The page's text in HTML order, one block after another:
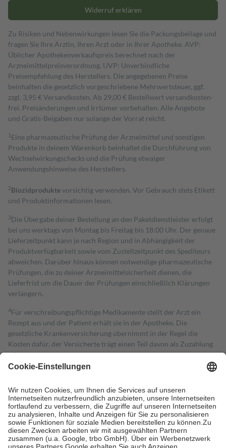
Widerruf erklären
Zu Risiken und Nebenwirkungen lesen Sie die Packungsbeilage und
fragen Sie Ihre Ärztin, Ihren Arzt oder in Ihrer Apotheke. AVP:
Üblicher Apothekenverkaufspreis berechnet nach der
Arzneimittelpreisverordnung. UVP: Unverbindliche
Preisempfehlung des Herstellers. Die angegebenen Preise
beinhalten die gesetzlich vorgeschriebene Mehrwertsteuer, ggf.
zzgl. 3,95 € Versandkosten. Ab 29,00 € Bestell­wert versand­kosten­
frei. Preisänderungen und Irrtümer vorbehalten. Alle Angebote
und Gratis-Beigaben nur solange der Vorrat reicht.
1 Eine pharmazeutische Prüfung der Arzneimittel und sonstigen
Produkte in deinem Warenkorb beinhaltet die Durchführung von
Wechselwirkungschecks und die Prüfung etwaiger
Anwendungshinweise des Herstellers.
2Biozidproduktevorsichtig verwenden. Vor Gebrauch stets Etikett
und Produktinformationen lesen.
3Die Übergabe deiner Bestellung an den Paketdienstleister erfolgt
bei uns werktags von Montag bis Freitag bis 18:00 Uhr. Der genaue
Lieferzeitpunkt kann je nach Region und in Abhängigkeit der
Produktverfügbarkeit sowie vom Zustellzeitpunkt des Spediteurs
abweichen. Darüber hinaus können notwendige pharmazeutische
Prüfungen, die zu deiner Arzneimittelsicherheit dienen, die
Lieferfrist um die Dauer der Prüfungen einschließlich Klärungen
verlängern.
4Für verschreibungspflichtige Medikamente stellt der Arzt ein
Rezept aus und der Patient erhält sie in der Apotheke. Die
gesetzliche Krankenversicherung übernimmt in der Regel die
Kosten dafür, der Versicherte trägt einen Teil davon als Zuzahlung
mit.
Grundsätzlich leisten Mitglieder Zuzahlungen in Höhe von zehn
höchstens zehn Euro.
Es sind jedoch nie mehr als die tatsächlichen
Kosten der Leistung zu entrichten.
Diese Regeln gelten grundsätzlich auch für Online-Apotheken.
Bei Heilmitteln und häuslicher Krankenpflege beträgt die
Zuzahlung zehn Prozent der Kosten sowie zehn Euro je
Verordnung.